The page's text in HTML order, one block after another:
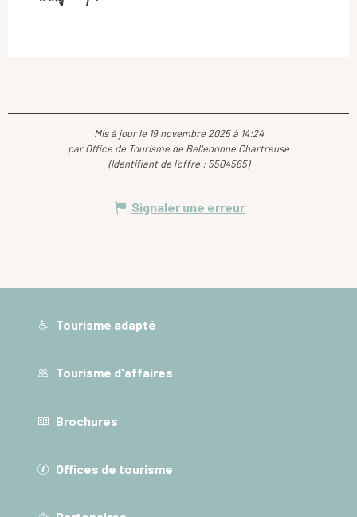
Mis à jour le 19 novembre 2025 à 14:24
par Office de Tourisme de Belledonne Chartreuse
(Identifiant de l'offre : 5504565)
Signaler une erreur
Tourisme adapté
Tourisme d'affaires
Brochures
Offices de tourisme